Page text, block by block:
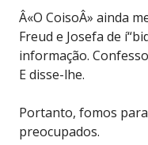
Â«O CoisoÂ» ainda
Freud e Josefa de
informação.
E disse-lhe.
Portanto, fomos para
preocupados.